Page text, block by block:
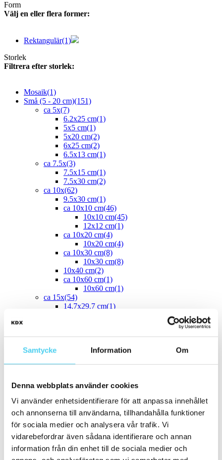
Samtycke Information Om
Denna webbplats använder cookies
Vi använder enhetsidentifierare för att anpassa innehållet
och annonserna till användarna, tillhandahålla funktioner
för sociala medier och analysera vår trafik. Vi
vidarebefordrar även sådana identifierare och annan
information från din enhet till de sociala medier och
Form
Välj en eller flera former:
Rektangulär(1)
Storlek
Filtrera efter storlek:
Mosaik(1)
Små (5 - 20 cm)(151)
ca 5x(7)
6.2x25 cm(1)
5x5 cm(1)
5x20 cm(2)
6x25 cm(2)
6.5x13 cm(1)
ca 7.5x(3)
7.5x15 cm(1)
7.5x30 cm(2)
ca 10x(62)
9.5x30 cm(1)
ca 10x10 cm(46)
10x10 cm(45)
12x12 cm(1)
ca 10x20 cm(4)
10x20 cm(4)
ca 10x30 cm(8)
10x30 cm(8)
10x40 cm(2)
ca 10x60 cm(1)
10x60 cm(1)
ca 15x(54)
14.7x29.7 cm(1)
14.2x16.4 cm(2)
15x45 cm(1)
15x60 cm(1)
ca 20x(33)
ca 20x20 cm(22)
20x20 cm
20x5 cm(2)
20x10 cm(4)
20x25 cm(1)